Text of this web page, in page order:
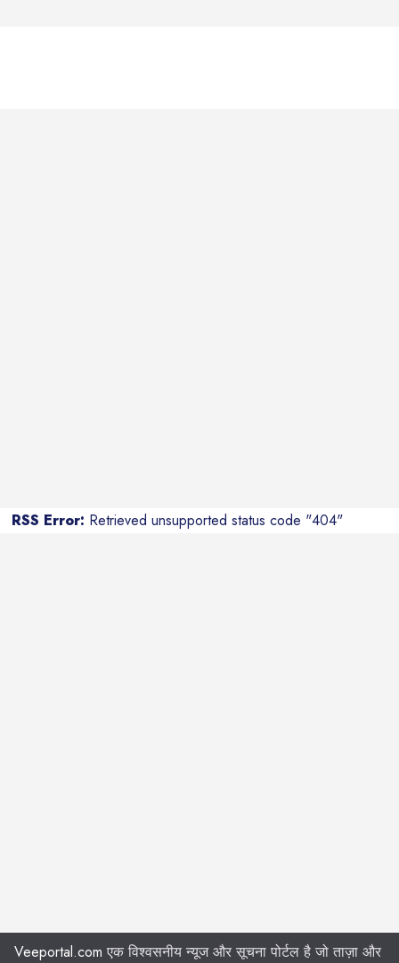
RSS Error: Retrieved unsupported status code "404"
Veeportal.com एक विश्वसनीय न्यूज और सूचना पोर्टल है जो ताज़ा और